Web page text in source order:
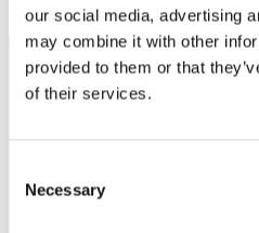
our social media, advertising
may combine it with other
provided to them or that
of their services.
Selection
Necessary
Försäkringar